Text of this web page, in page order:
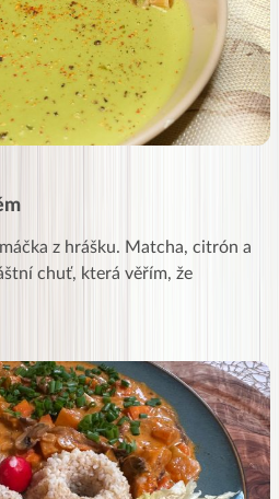
z hrášku. Matcha, citrón a
chuť, která věřím, že